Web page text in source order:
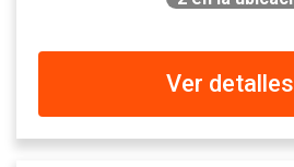
Ver detalles